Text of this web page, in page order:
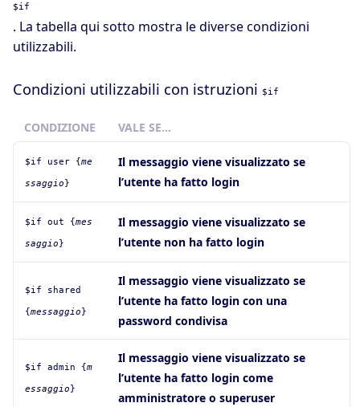
$if
. La tabella qui sotto mostra le diverse condizioni
utilizzabili.
Condizioni utilizzabili con istruzioni $if
CONDIZIONE VALE SE…
$if user {me
ssaggio}
Il messaggio viene visualizzato se
l’utente ha fatto login
$if out {mes
saggio}
Il messaggio viene visualizzato se
l’utente non ha fatto login
$if shared
{messaggio}
Il messaggio viene visualizzato se
l’utente ha fatto login con una
password condivisa
$if admin {m
essaggio}
Il messaggio viene visualizzato se
l’utente ha fatto login come
amministratore o superuser